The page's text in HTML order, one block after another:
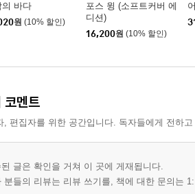
의 바다
원 (10% 할인)
포스 윙 (소프트커버 에
디션)
16,200원 (10% 할인)
코멘트
, 편집자를 위한 공간입니다. 독자들에게 전하
된 글은 확인을 거쳐 이 곳에 게재됩니다.
분들의 리뷰는 리뷰 쓰기를, 책에 대한 문의는